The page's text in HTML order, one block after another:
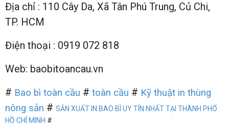
Địa chỉ : 110 Cây Da, Xã Tân Phú Trung, Củ Chi,
TP. HCM
Điện thoại : 0919 072 818
Web: baobitoancau.vn
# Bao bì toàn cầu # toàn cầu # Kỹ thuật in thùng
nông sản # SẢN XUẤT IN BAO BÌ UY TÍN NHẤT TẠI THÀNH PHỐ
HỒ CHÍ MINH #